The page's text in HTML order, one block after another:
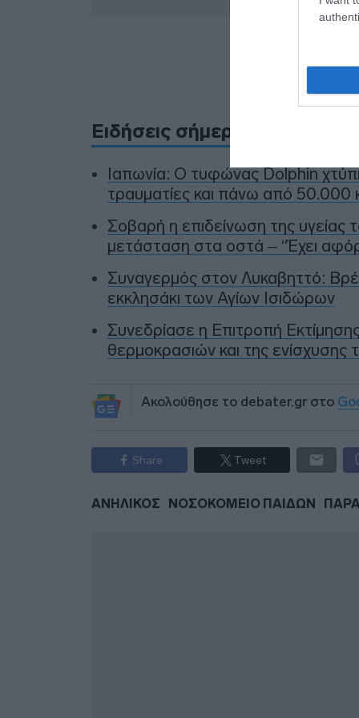
Ειδήσεις σήμερα
Ιαπωνία: Ο τυφώνας Dolphin
τραυματίες και πάνω από 50.000
Σοβαρή η επιδείνωση της υγείας
μετάσταση στα οστά – “Έχει
Συναγερμός στον Λυκαβηττό:
εκκλησάκι των Αγίων Ισιδώρων
Συνεδρίασε η Επιτροπή
θερμοκρασιών και της ενίσχυσης
Ακολούθησε το debater.gr στο
Share Tweet
ΑΝΗΛΙΚΟΣ ΝΟΣΟΚΟΜΕΙΟ ΠΑΙΔΩΝ